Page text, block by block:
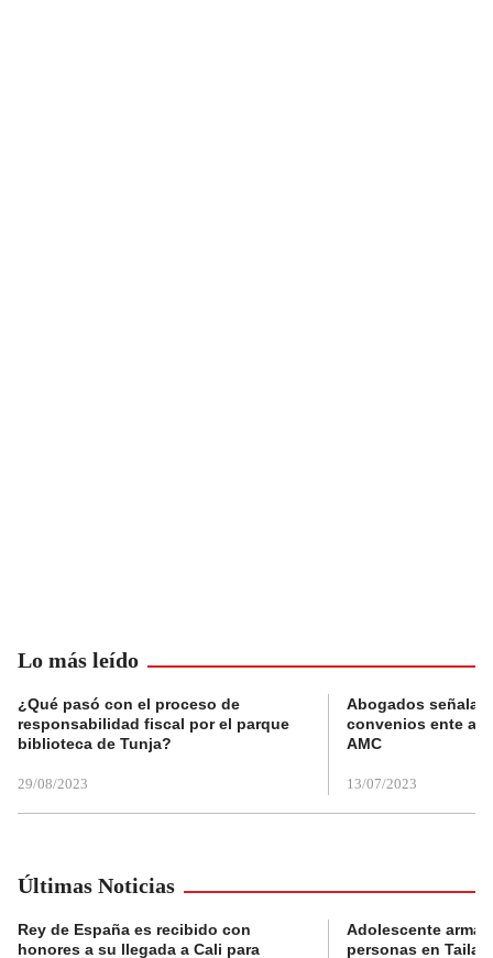
Lo más leído
¿Qué pasó con el proceso de
responsabilidad fiscal por el parque
biblioteca de Tunja?
29/08/2023
Abogados
convenios ente
AMC
13/07/2023
Últimas Noticias
Rey de España es recibido con
honores a su llegada a Cali para
Adolescente
personas en